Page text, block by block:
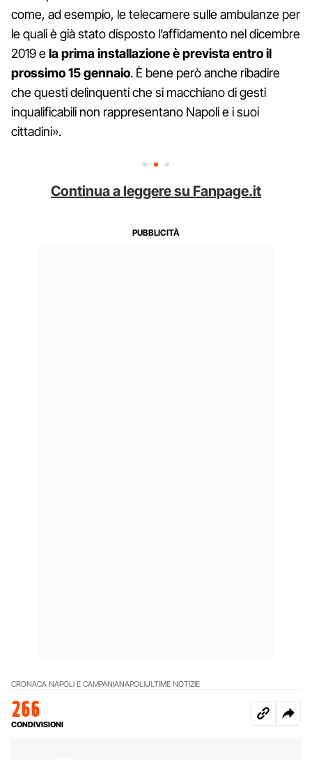
come, ad esempio, le telecamere sulle ambulanze per
le quali è già stato disposto l’affidamento nel dicembre
2019 ela prima installazione è prevista entro il
prossimo 15 gennaio. È bene però anche ribadire
che questi delinquenti che si macchiano di gesti
inqualificabili non rappresentano Napoli e i suoi
cittadini».
Continua a leggere su Fanpage.it
CRONACA NAPOLI E CAMPANIANAPOLIULTIME NOTIZIE
266
CONDIVISIONI